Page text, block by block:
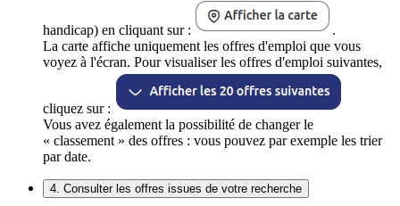
handicap) en cliquant sur :
.
La carte affiche uniquement les offres d'emploi que vous
voyez à l'écran. Pour visualiser les offres d'emploi suivantes,
cliquez sur :
Vous avez également la possibilité de changer le
« classement » des offres : vous pouvez par exemple les trier
par date.
4. Consulter les offres issues de votre recherche